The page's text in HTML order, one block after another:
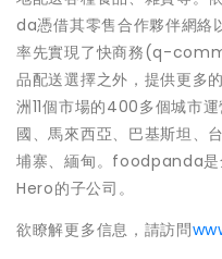
da憑借其零售合作夥伴網
率先實現了快商務(q-
品配送選擇之外，提供更
洲11個市場的400多個城市
國、馬來西亞、巴基斯坦、
埔寨、緬甸。foodpanda
Hero的子公司。
欲瞭解更多信息，請訪問